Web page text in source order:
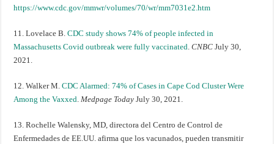
https://www.cdc.gov/mmwr/volumes/70/wr/mm7031e2.htm
11. Lovelace B.CDC study shows 74% of people infected in
Massachusetts Covid outbreak were fully vaccinated.CNBC July 30,
2021.
12. Walker M.CDC Alarmed: 74% of Cases in Cape Cod Cluster Were
Among the Vaxxed.Medpage Today July 30, 2021.
13. Rochelle Walensky, MD, directora del Centro de Control de
Enfermedades de EE.UU. afirma que los vacunados, pueden transmitir